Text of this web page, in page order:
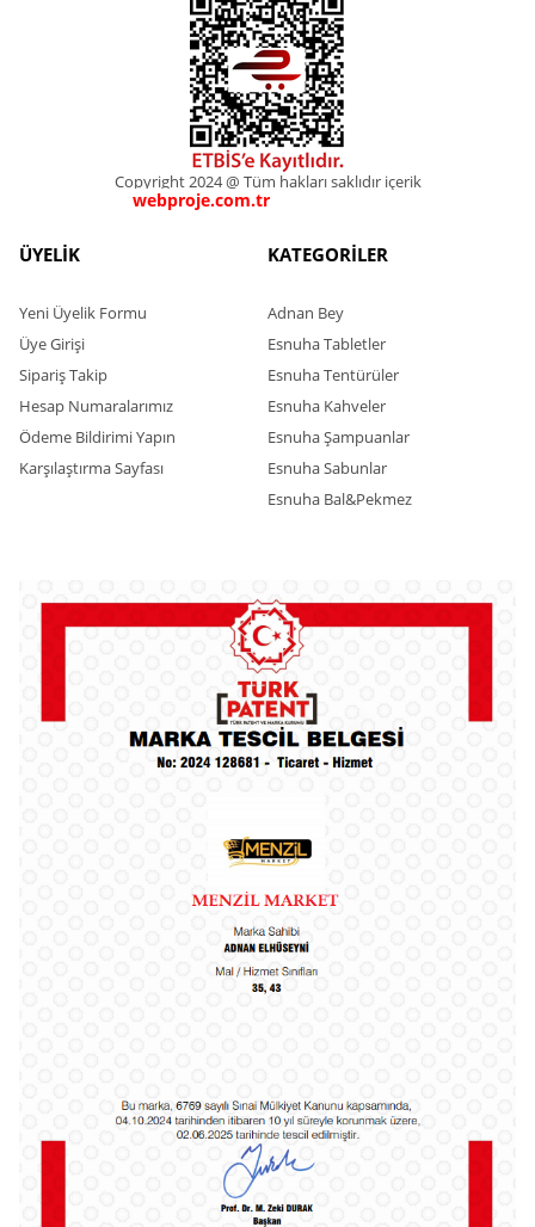
Copyright 2024 @ Tüm hakları saklıdır içerik
webproje.com.trwebproje.com.tr
ÜYELİK
Yeni Üyelik Formu
Üye Girişi
Sipariş Takip
Hesap Numaralarımız
Ödeme Bildirimi Yapın
Karşılaştırma Sayfası
KATEGORİLER
Adnan Bey
Esnuha Tabletler
Esnuha Tentürüler
Esnuha Kahveler
Esnuha Şampuanlar
Esnuha Sabunlar
Esnuha Bal&Pekmez